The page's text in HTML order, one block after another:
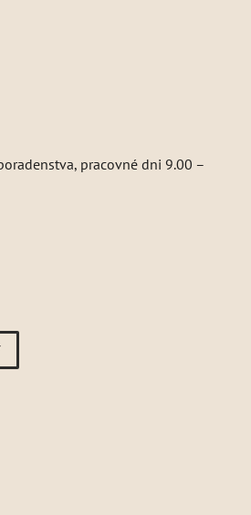
pracovné dni 9.00 –